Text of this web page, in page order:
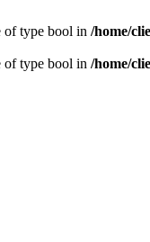
of type bool in /home/
of type bool in /home/